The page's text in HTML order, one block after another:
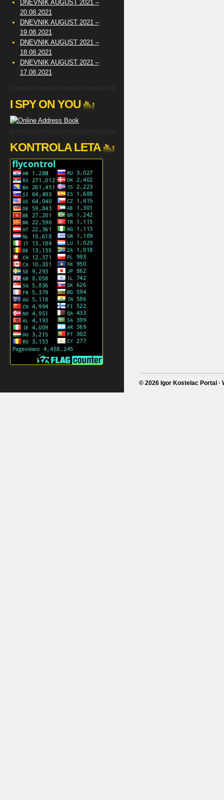
DNEVNIK AUGUST 2021 –
20.08.2021
DNEVNIK AUGUST 2021 –
19.08.2021
DNEVNIK AUGUST 2021 –
18.08.2021
DNEVNIK AUGUST 2021 –
17.08.2021
I SPY ON YOU
KONTROLA LETA
© 2026 Igor Kostelac Portal